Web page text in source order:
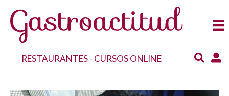
RESTAURANTES- CURSOS ONLINE